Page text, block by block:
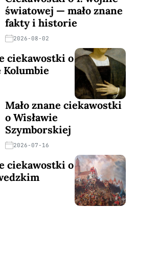
światowej — mało znane
fakty i historie
2026-08-02
ciekawostki o
Mało znane ciekawostki
o Wisławie
Szymborskiej
2026-07-16
ciekawostki o